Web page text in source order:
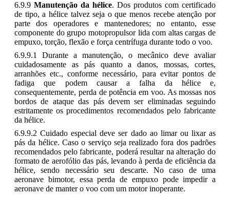
6.9.9 Manutenção da hélice. Dos produtos com certificado
de tipo, a hélice talvez seja o que menos recebe atenção por
parte dos operadores e mantenedores; no entanto, esse
componente do grupo motopropulsor lida com altas cargas de
empuxo, torção, flexão e força centrífuga durante todo o voo.
6.9.9.1 Durante a manutenção, o mecânico deve avaliar
cuidadosamente as pás quanto a danos, mossas, cortes,
arranhões etc., conforme necessário, para evitar pontos de
fadiga que podem causar a falha da hélice e,
consequentemente, perda de potência em voo. As mossas nos
bordos de ataque das pás devem ser eliminadas seguindo
estritamente os procedimentos recomendados pelo fabricante
da hélice.
6.9.9.2 Cuidado especial deve ser dado ao limar ou lixar as
pás da hélice. Caso o serviço seja realizado fora dos padrões
recomendados pelo fabricante, poderá resultar na alteração do
formato de aerofólio das pás, levando à perda de eficiência da
hélice, sendo necessário seu descarte. No caso de uma
aeronave bimotor, essa perda de empuxo pode impedir a
aeronave de manter o voo com um motor inoperante.